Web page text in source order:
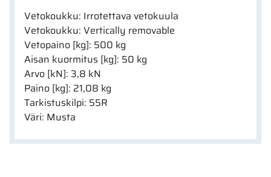
Vetokoukku: Irrotettava vetokuula
Vetokoukku: Vertically removable
Vetopaino [kg]: 500 kg
Aisan kuormitus [kg]: 50 kg
Arvo [kN]: 3,8 kN
Paino [kg]: 21,08 kg
Tarkistuskilpi: 55R
Väri: Musta